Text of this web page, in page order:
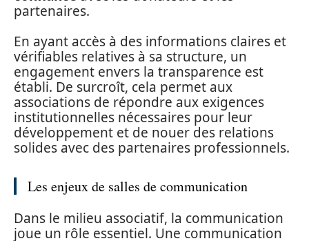
partenaires.
En ayant accès à des informations claires et
vérifiables relatives à sa structure, un
engagement envers la transparence est
établi. De surcroît, cela permet aux
associations de répondre aux exigences
institutionnelles nécessaires pour leur
développement et de nouer des relations
solides avec des partenaires professionnels.
Les enjeux de salles de communication
Dans le milieu associatif, la communication
joue un rôle essentiel. Une communication